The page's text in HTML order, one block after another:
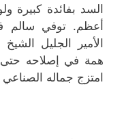
السد بفائدة كبيرة
أعظم. توفي سالم
الأمير الجليل
همة في إصلاحه حتى
امتزج جماله